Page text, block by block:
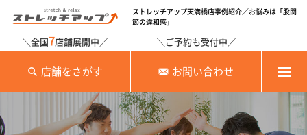
ストレッチアップ天満橋店事例紹介／お悩みは「股関
節の違和感」
＼全国7店舗展開中／
店舗をさがす
＼ご予約も受付中／
お問い合わせ